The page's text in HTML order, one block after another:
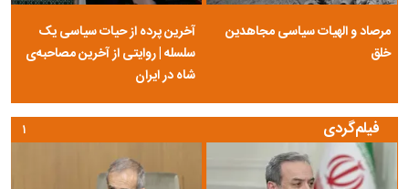
مرصاد و الهیات سیاسی مجاهدین
خلق
آخرین پرده از حیات سیاسی یک
سلسله | روایتی از آخرین مصاحبه‌ی
شاه در ایران
فیلم‌گردی ۱